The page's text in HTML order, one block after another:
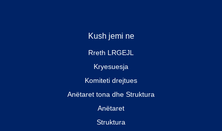
Kush jemi ne
Rreth LRGEJL
Kryesuesja
Komiteti drejtues
Anëtaret tona dhe Struktura
Anëtaret
Struktura